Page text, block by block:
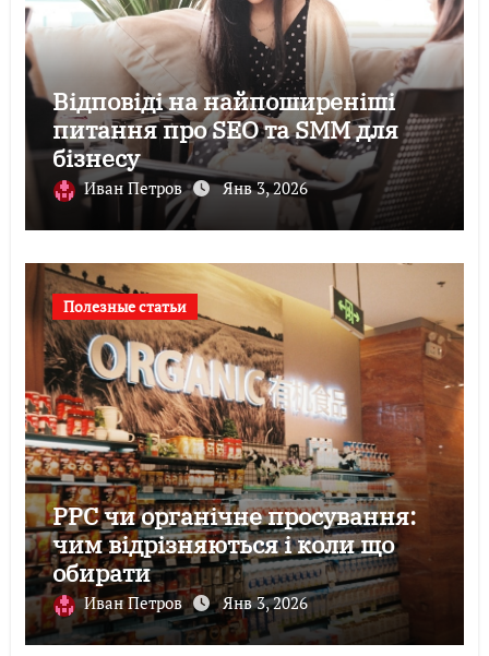
Відповіді на найпоширеніші
питання про SEO та SMM для
бізнесу
Иван Петров Янв 3, 2026
Полезные статьи
PPC чи органічне просування:
чим відрізняються і коли що
обирати
Иван Петров Янв 3, 2026